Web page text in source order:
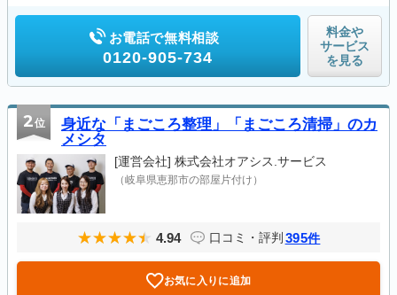
お電話で無料相談
0120-905-734
料金や
サービス
を見る
2位
身近な「まごころ整理」「まごころ清掃」のカ
メシタ
[運営会社] 株式会社オアシス.サービス
（岐阜県恵那市の部屋片付け）
4.94 口コミ・評判 395件
お気に入りに追加